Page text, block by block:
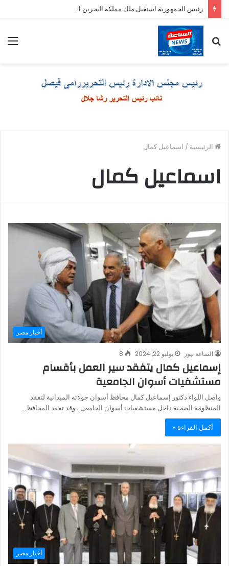
رئيس الجمهورية استقبل ملك مملكة البحرين الشقيقة
عن
الرئيسية / اسماعيل كمال
اسماعيل كمال
أخبار مصر
الساعة نيوز يوليو 22, 2024 8
إسماعيل كمال يتفقد سير العمل بأقسام
مستشفيات أسوان الجامعية
واصل اللواء دكتور إسماعيل كمال محافظ أسوان جولاته الميدانية لتفقد
المنظومة الصحية داخل مستشفيات أسوان الجامعى ، وقد تفقد المحافظ…
أكمل القراءة »
أخبار مصر